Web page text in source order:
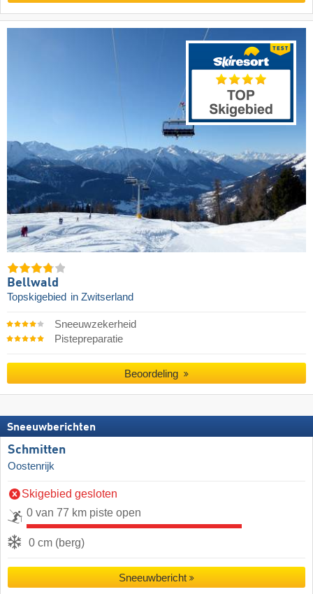
Bellwald
Topskigebied in Zwitserland
Sneeuwzekerheid
Pistepreparatie
Beoordeling
Sneeuwberichten
Schmitten
Oostenrijk
Skigebied gesloten
0 van 77 km piste open
0 cm (berg)
Sneeuwbericht